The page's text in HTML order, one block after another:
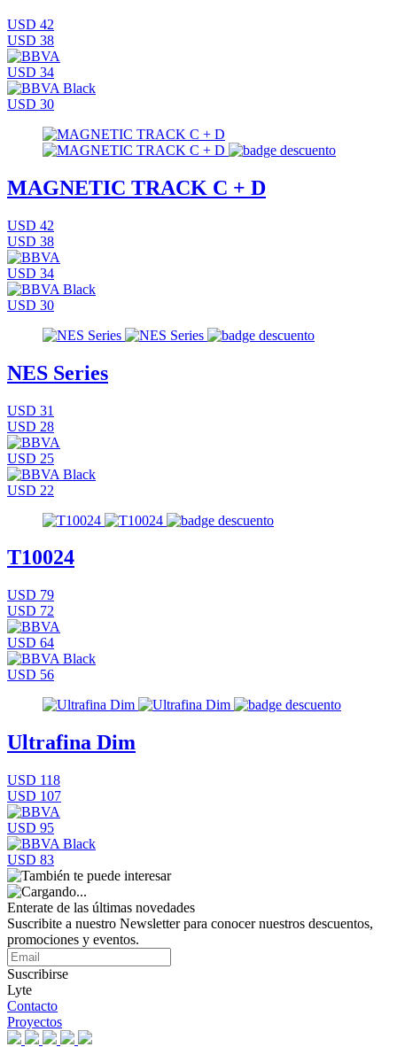
USD 42
USD 38
USD 34
USD 30
MAGNETIC TRACK C + D
USD 42
USD 38
USD 34
USD 30
NES Series
USD 31
USD 28
USD 25
USD 22
T10024
USD 79
USD 72
USD 64
USD 56
Ultrafina Dim
USD 118
USD 107
USD 95
USD 83
Enterate de las últimas novedades
Suscribite a nuestro Newsletter para conocer nuestros descuentos,
promociones y eventos.
Suscribirse
Lyte
Contacto
Proyectos